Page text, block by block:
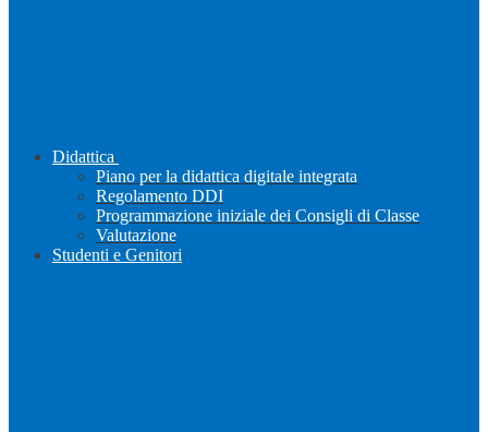
Didattica
Piano per la didattica digitale integrata
Regolamento DDI
Programmazione iniziale dei Consigli di Classe
Valutazione
Studenti e Genitori